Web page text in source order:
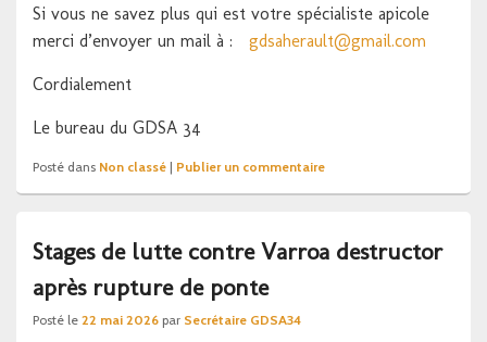
Si vous ne savez plus qui est votre spécialiste apicole
merci d’envoyer un mail à : gdsaherault@gmail.com
Cordialement
Le bureau du GDSA 34
Posté dans Non classé | Publier un commentaire
Stages de lutte contre Varroa destructor
après rupture de ponte
Posté le 22 mai 2026 par Secrétaire GDSA34